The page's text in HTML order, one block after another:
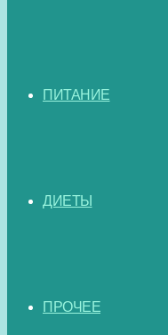
ПИТАНИЕ
ДИЕТЫ
ПРОЧЕЕ